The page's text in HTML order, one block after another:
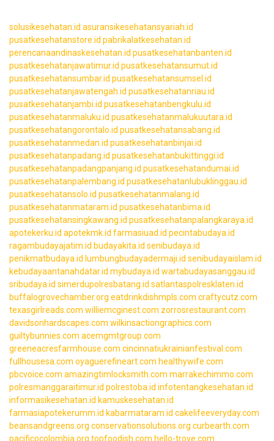
solusikesehatan.id asuransikesehatansyariah.id
pusatkesehatanstore.id pabrikalatkesehatan.id
perencanaandinaskesehatan.id pusatkesehatanbanten.id
pusatkesehatanjawatimur.id pusatkesehatansumut.id
pusatkesehatansumbar.id pusatkesehatansumsel.id
pusatkesehatanjawatengah.id pusatkesehatanriau.id
pusatkesehatanjambi.id pusatkesehatanbengkulu.id
pusatkesehatanmaluku.id pusatkesehatanmalukuutara.id
pusatkesehatangorontalo.id pusatkesehatansabang.id
pusatkesehatanmedan.id pusatkesehatanbinjai.id
pusatkesehatanpadang.id pusatkesehatanbukittinggi.id
pusatkesehatanpadangpanjang.id pusatkesehatandumai.id
pusatkesehatanpalembang.id pusatkesehatanlubuklinggau.id
pusatkesehatansolo.id pusatkesehatanmalang.id
pusatkesehatanmataram.id pusatkesehatanbima.id
pusatkesehatansingkawang.id pusatkesehatanpalangkaraya.id
apotekerku.id apotekmk.id farmasiuad.id pecintabudaya.id
ragambudayajatim.id budayakita.id senibudaya.id
penikmatbudaya.id lumbungbudayadermaji.id senibudayaislam.id
kebudayaantanahdatar.id mybudaya.id wartabudayasanggau.id
sribudaya.id simerdupolresbatang.id satlantaspolresklaten.id
buffalogrovechamber.org eatdrinkdishmpls.com craftycutz.com
texasgirlreads.com williemcginest.com zorrosrestaurant.com
davidsonhardscapes.com wilkinsactiongraphics.com
guiltybunnies.com acemgmtgroup.com
greeneacresfarmhouse.com cincinnatiukrainianfestival.com
fullhousesa.com oyaguerefineart.com healthywife.com
pbcvoice.com amazingtimlocksmith.com marrakechimmo.com
polresmanggaraitimur.id polrestoba.id infotentangkesehatan.id
informasikesehatan.id kamuskesehatan.id
farmasiapotekerumm.id kabarmataram.id cakelifeeveryday.com
beansandgreens.org conservationsolutions.org curbearth.com
pacificocolombia.org topfoodish.com hello-trove.com